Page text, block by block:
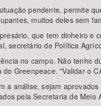
pendente, permite
muitos deles sem
que tem dinheiro
secretário de Política
no campo. Não tenho
Greenpeace. "Validar o
a análise, sejam
pela Secretaria de